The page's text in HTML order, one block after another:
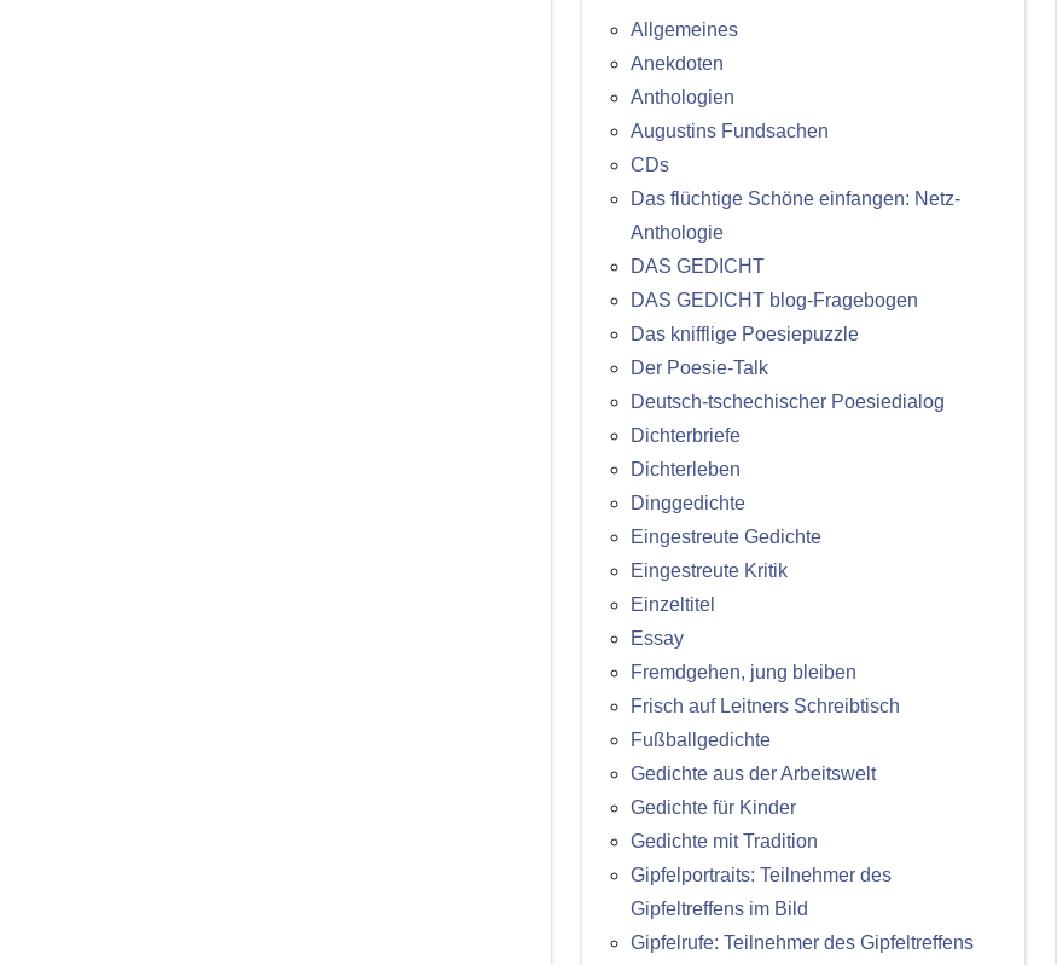
Allgemeines
Anekdoten
Anthologien
Augustins Fundsachen
CDs
Das flüchtige Schöne einfangen: Netz-
Anthologie
DAS GEDICHT
DAS GEDICHT blog-Fragebogen
Das knifflige Poesiepuzzle
Der Poesie-Talk
Deutsch-tschechischer Poesiedialog
Dichterbriefe
Dichterleben
Dinggedichte
Eingestreute Gedichte
Eingestreute Kritik
Einzeltitel
Essay
Fremdgehen, jung bleiben
Frisch auf Leitners Schreibtisch
Fußballgedichte
Gedichte aus der Arbeitswelt
Gedichte für Kinder
Gedichte mit Tradition
Gipfelportraits: Teilnehmer des
Gipfeltreffens im Bild
Gipfelrufe: Teilnehmer des Gipfeltreffens